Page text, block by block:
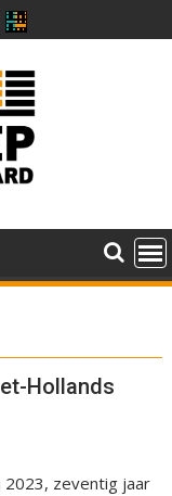
Hollands
2023, zeventig jaar